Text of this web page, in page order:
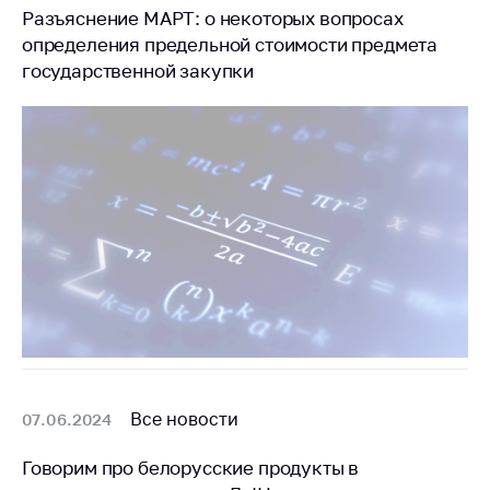
Общественное
обсуждение
проектов
товаров
Упрощение условий
ведения бизнеса
Рекомендации по
предотвращению
распространения
COVID-19 для
субъектов торговли,
обслуживания
вопросам
Разъяснение МАРТ: о некоторых вопросах
определения предельной стоимости предмета
государственной закупки
07.06.2024 Все новости
Говорим про белорусские продукты в